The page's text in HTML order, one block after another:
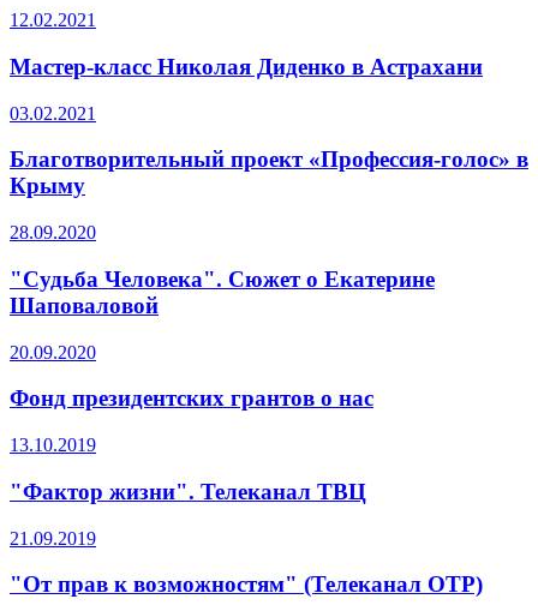
12.02.2021
Мастер-класс Николая Диденко в Астрахани
03.02.2021
Благотворительный проект «Профессия-голос» в
Крыму
28.09.2020
"Судьба Человека". Сюжет о Екатерине
Шаповаловой
20.09.2020
Фонд президентских грантов о нас
13.10.2019
"Фактор жизни". Телеканал ТВЦ
21.09.2019
"От прав к возможностям" (Телеканал ОТР)